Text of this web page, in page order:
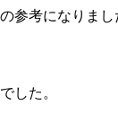
参考になりまし
した。